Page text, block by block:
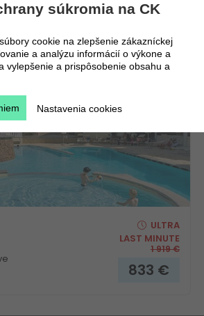
Mimose Beach Village
ULTRA
LAST MINUTE
1 919€
833 €
súkromia na CK
cookie na zlepšenie zákazníckej
a analýzu informácií o výkone a
vylepšenie a prispôsobenie obsahu a
Nastavenia cookies